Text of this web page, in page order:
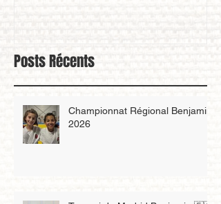
Posts Récents
Championnat Régional Benjamin
2026